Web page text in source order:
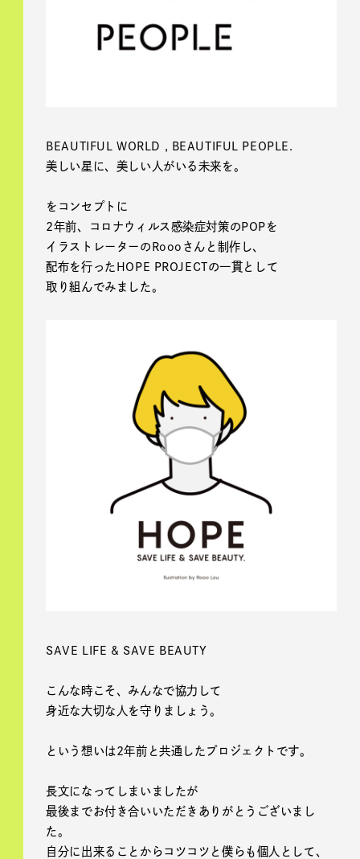
BEAUTIFUL WORLD , BEAUTIFUL PEOPLE.
美しい星に、美しい人がいる未来を。
をコンセプトに
2年前、コロナウィルス感染症対策のPOPを
イラストレーターのRoooさんと制作し、
配布を行ったHOPE PROJECTの一貫として
取り組んでみました。
SAVE LIFE & SAVE BEAUTY
こんな時こそ、みんなで協力して
身近な大切な人を守りましょう。
という想いは2年前と共通したプロジェクトです。
長文になってしまいましたが
最後までお付き合いいただきありがとうございまし
た。
自分に出来ることからコツコツと僕らも個人として、